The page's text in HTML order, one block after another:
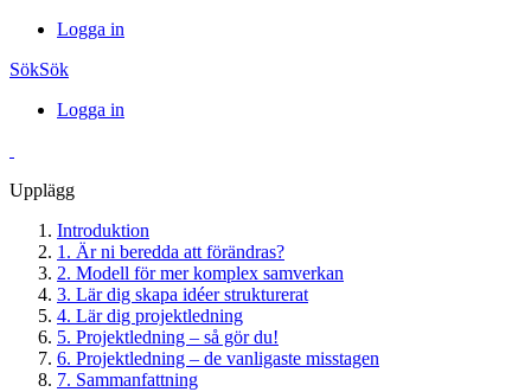
Logga in
SökSök
Logga in
Upplägg
Introduktion
1. Är ni beredda att förändras?
2. Modell för mer komplex samverkan
3. Lär dig skapa idéer strukturerat
4. Lär dig projektledning
5. Projektledning – så gör du!
6. Projektledning – de vanligaste misstagen
7. Sammanfattning